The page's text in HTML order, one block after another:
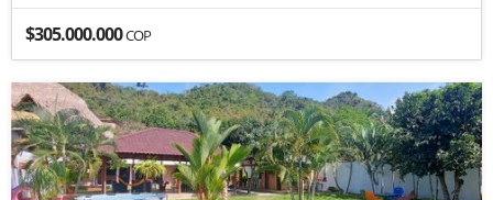
$305.000.000COP